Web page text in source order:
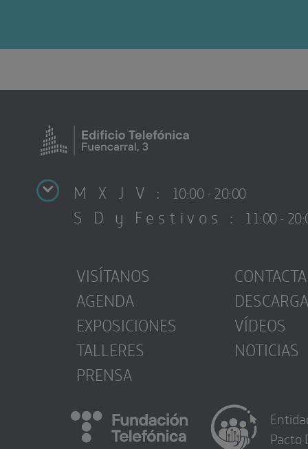
M X J V : 10:00 - 20:00
S D y Festivos : 11:00 -
VISÍTANOS
AGENDA
EXPOSICIONES
TALLERES
PRENSA
CONTACTA
VÍDEOS
NOTICIAS
Pacto